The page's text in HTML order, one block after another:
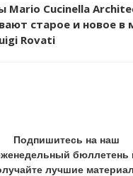
Mario Cucinella
старое и новое в
Rovati
Подпишитесь на наш
бюллетень
лучшие